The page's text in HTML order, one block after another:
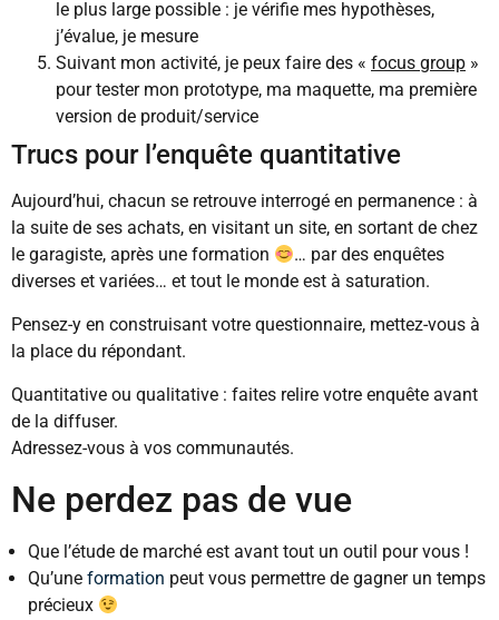
le plus large possible : je vérifie mes hypothèses,
j’évalue, je mesure
Suivant mon activité, je peux faire des « focus group »
pour tester mon prototype, ma maquette, ma première
version de produit/service
Trucs pour l’enquête quantitative
Aujourd’hui, chacun se retrouve interrogé en permanence : à
la suite de ses achats, en visitant un site, en sortant de chez
le garagiste, après une formation
… par des enquêtes
diverses et variées… et tout le monde est à saturation.
Pensez-y en construisant votre questionnaire, mettez-vous à
la place du répondant.
Quantitative ou qualitative : faites relire votre enquête avant
de la diffuser.
Adressez-vous à vos communautés.
Ne perdez pas de vue
Que l’étude de marché est avant tout un outil pour vous !
Qu’une formation peut vous permettre de gagner un temps
précieux